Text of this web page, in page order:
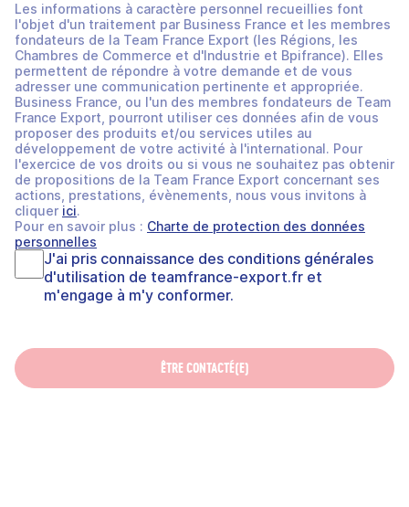
Les informations à caractère personnel recueillies font
l'objet d'un traitement par Business France et les membres
fondateurs de la Team France Export (les Régions, les
Chambres de Commerce et d'Industrie et Bpifrance). Elles
permettent de répondre à votre demande et de vous
adresser une communication pertinente et appropriée.
Business France, ou l'un des membres fondateurs de Team
France Export, pourront utiliser ces données afin de vous
proposer des produits et/ou services utiles au
développement de votre activité à l'international. Pour
l'exercice de vos droits ou si vous ne souhaitez pas obtenir
de propositions de la Team France Export concernant ses
actions, prestations, évènements, nous vous invitons à
cliquer ici.
Pour en savoir plus : Charte de protection des données
personnelles
J'ai pris connaissance des conditions générales
d'utilisation de teamfrance-export.fr et
m'engage à m'y conformer.
ÊTRE CONTACTÉ(E)